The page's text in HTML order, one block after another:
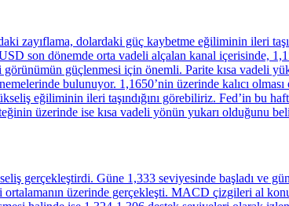
zayıflama, dolardaki güç kaybetme eğiliminin ileri
son dönemde orta vadeli alçalan kanal içerisinde,
görünümün güçlenmesi için önemli. Parite kısa vadeli
bulunuyor. 1,1650’nin üzerinde kalıcı
eğiliminin ileri taşındığını görebiliriz. Fed’in bu
üzerinde ise kısa vadeli yönün yukarı olduğunu
gerçekleştirdi. Güne 1,333 seviyesinde başladı ve
ortalamanın üzerinde gerçekleşti. MACD çizgileri al